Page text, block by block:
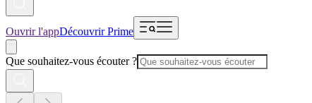
Ouvrir l'appDécouvrir Prime
Que souhaitez-vous écouter ?